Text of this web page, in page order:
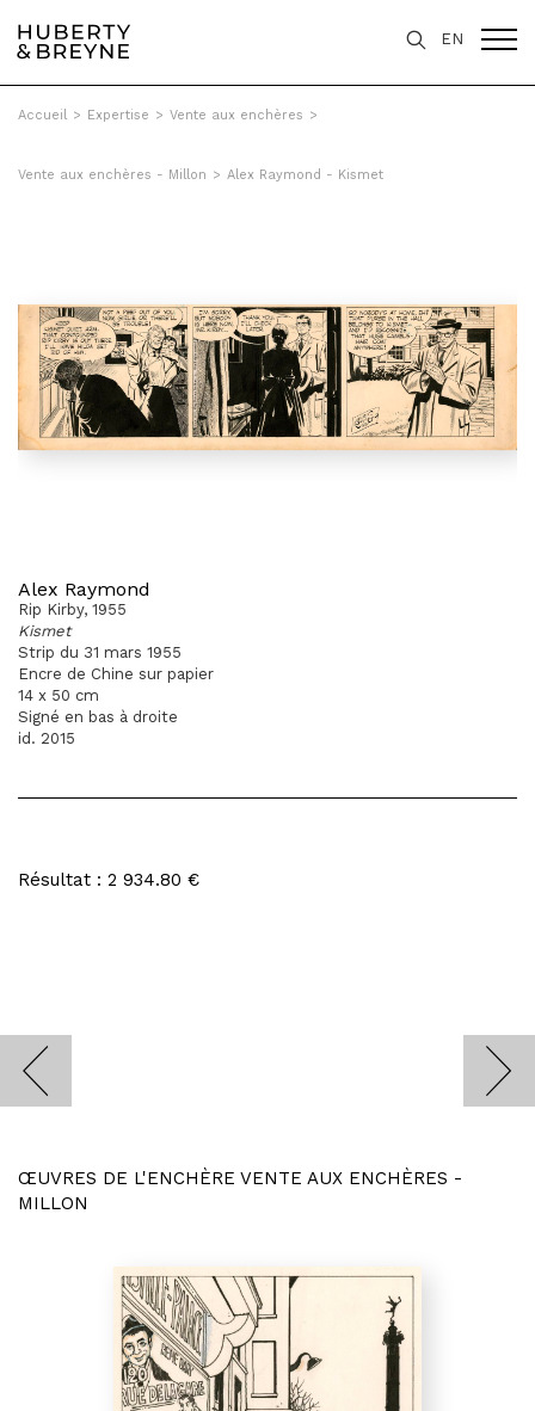
EN
Accueil > Expertise > Vente aux enchères >
Vente aux enchères - Millon > Alex Raymond - Kismet
Alex Raymond
Rip Kirby, 1955
Kismet
Strip du 31 mars 1955
Encre de Chine sur papier
14 x 50 cm
Signé en bas à droite
id. 2015
Résultat : 2 934.80 €
ŒUVRES DE L'ENCHÈRE VENTE AUX ENCHÈRES -
MILLON